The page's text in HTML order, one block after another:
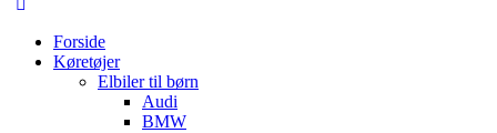
Forside
Køretøjer
Elbiler til børn
Audi
BMW